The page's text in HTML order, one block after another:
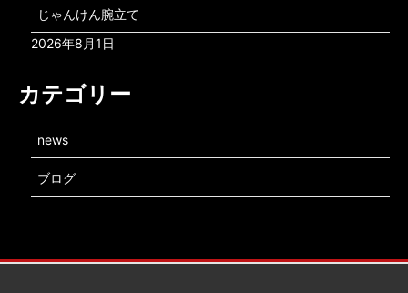
じゃんけん腕立て
2026年8月1日
カテゴリー
news
ブログ